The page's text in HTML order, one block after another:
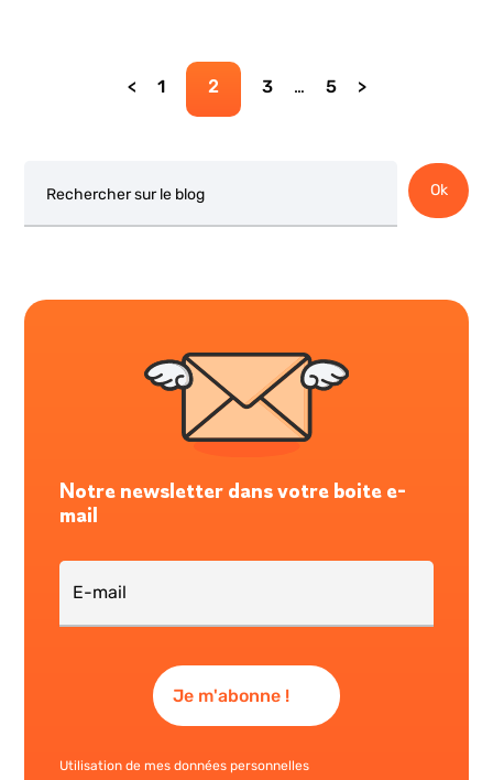
Page
1 Page
2 3 … 5
Ok
Notre newsletter dans votre boite e-
mail
Utilisation de mes données personnelles